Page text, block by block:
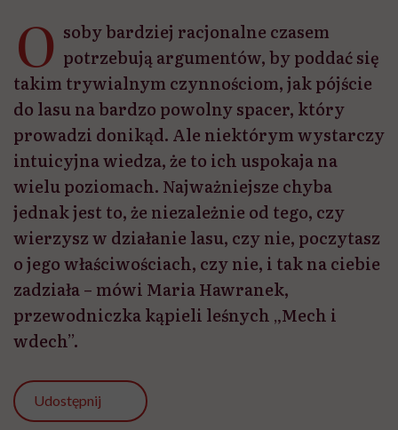
O soby bardziej racjonalne czasem
potrzebują argumentów, by poddać się
takim trywialnym czynnościom, jak pójście
do lasu na bardzo powolny spacer, który
prowadzi donikąd. Ale niektórym wystarczy
intuicyjna wiedza, że to ich uspokaja na
wielu poziomach. Najważniejsze chyba
jednak jest to, że niezależnie od tego, czy
wierzysz w działanie lasu, czy nie, poczytasz
o jego właściwościach, czy nie, i tak na ciebie
zadziała – mówi Maria Hawranek,
przewodniczka kąpieli leśnych „Mech i
wdech”.
Udostępnij